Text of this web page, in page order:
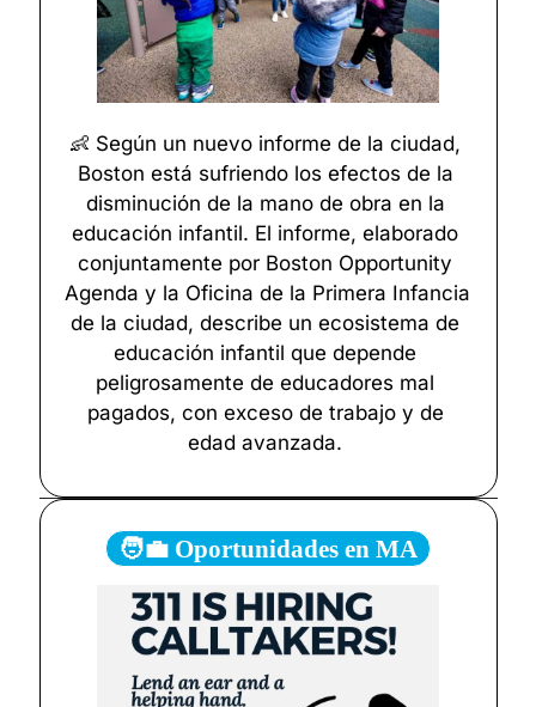
👶 Según un nuevo informe de la ciudad,
Boston está sufriendo los efectos de la
disminución de la mano de obra en la
educación infantil. El informe, elaborado
conjuntamente por Boston Opportunity
Agenda y la Oficina de la Primera Infancia
de la ciudad, describe un ecosistema de
educación infantil que depende
peligrosamente de educadores mal
pagados, con exceso de trabajo y de
edad avanzada.
🧑‍💼 Oportunidades en MA